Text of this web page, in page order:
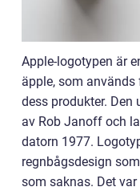
Apple-logotypen är
äpple, som används
dess produkter.
av Rob Janoff och
datorn 1977.
regnbågsdesign
som saknas. Det